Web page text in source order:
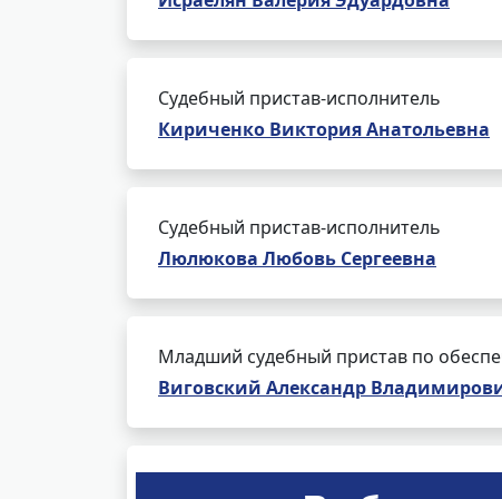
Судебный пристав-исполнитель
Кириченко Виктория Анатольевна
Судебный пристав-исполнитель
Люлюкова Любовь Сергеевна
Младший судебный пристав по
Виговский Александр